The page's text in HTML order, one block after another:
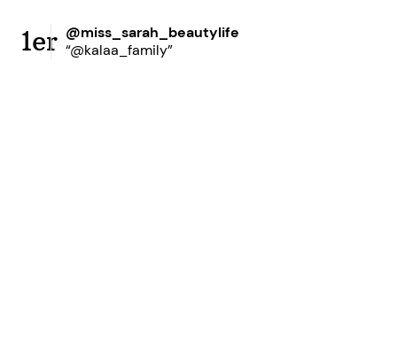
1er @miss_sarah_beautylife
“@kalaa_family”